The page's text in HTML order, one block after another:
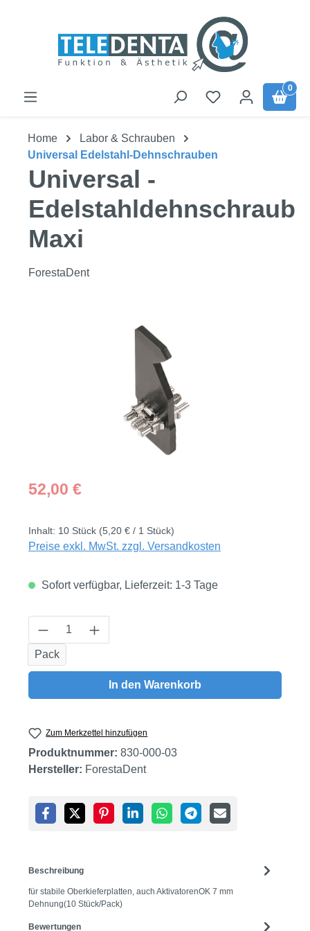
0
Home
Labor & Schrauben
Universal Edelstahl-Dehnschrauben
Universal -
Maxi
ForestaDent
Regulärer Preis:
52,00 €
Inhalt: 10 Stück (5,20 € / 1 Stück)
Preise exkl. MwSt. zzgl. Versandkosten
Sofort verfügbar, Lieferzeit: 1-3 Tage
Produkt Anzahl: Gib den gewünschten
Pack
In den Warenkorb
Zum Merkzettel hinzufügen
Produktnummer: 830-000-03
Hersteller: ForestaDent
Beschreibung
für stabile Oberkieferplatten, auch AktivatorenOK 7 mm
Dehnung(10 Stück/Pack)
Bewertungen